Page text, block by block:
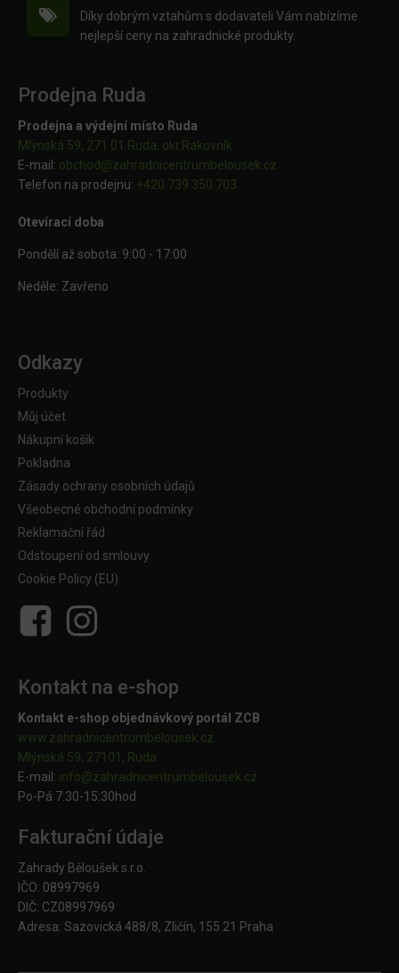
Díky dobrým vztahům s dodavateli Vám nabízíme
nejlepší ceny na zahradnické produkty.
Prodejna Ruda
Prodejna a výdejní místo Ruda
Mlýnská 59, 271 01 Ruda, okr.Rakovník
E-mail: obchod@zahradnicentrumbelousek.cz
Telefon na prodejnu: +420 739 350 703
Otevírací doba
Pondělí až sobota: 9:00 - 17:00
Neděle: Zavřeno
Odkazy
Produkty
Můj účet
Nákupní košík
Pokladna
Zásady ochrany osobních údajů
Všeobecné obchodní podmínky
Reklamační řád
Odstoupení od smlouvy
Cookie Policy (EU)
Kontakt na e-shop
Kontakt e-shop objednávkový portál ZCB
www.zahradnicentrumbelousek.cz
Mlýnská 59, 27101, Ruda
E-mail: info@zahradnicentrumbelousek. cz
Po-Pá 7:30-15:30hod
Fakturační údaje
Zahrady Běloušek s.r.o.
IČO: 08997969
DIČ: CZ08997969
Adresa: Sazovická 488/8, Zličín, 155 21 Praha